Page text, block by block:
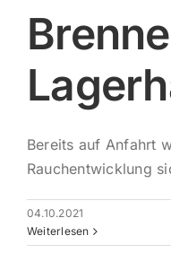
Bereits auf Anfahrt
Rauchentwicklung
04.10.2021
Weiterlesen